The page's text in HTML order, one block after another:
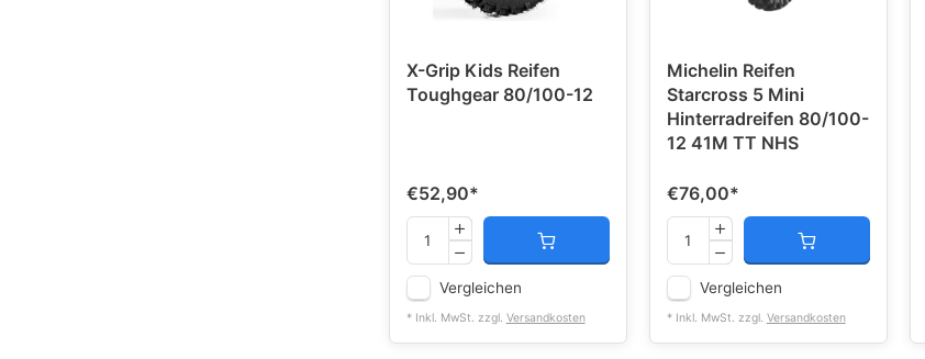
X-Grip Kids Reifen
Toughgear 80/100-12
€52,90*
Vergleichen
* Inkl. MwSt. zzgl. Versandkosten
Michelin Reifen
Starcross 5 Mini
Hinterradreifen 80/100-
12 41M TT NHS
€76,00*
Vergleichen
* Inkl. MwSt. zzgl. Versandkosten